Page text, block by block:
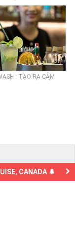
GIẢ
NGUYEN HUY
GIẢNG
: TẠO RA CẢM
CANADA 🌲